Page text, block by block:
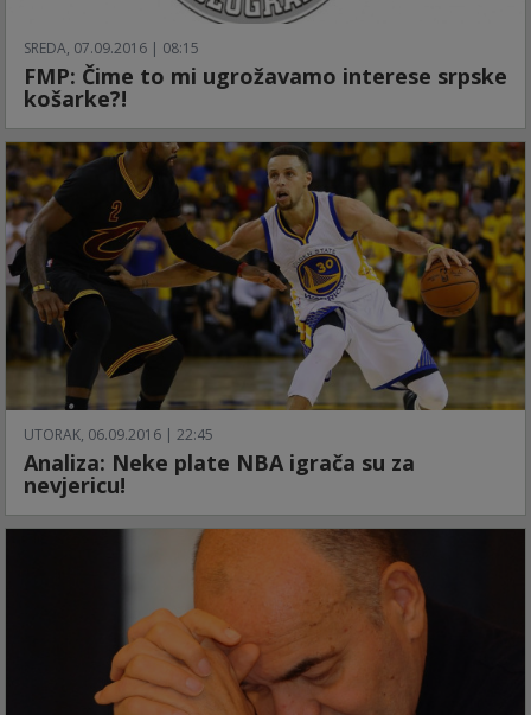
SREDA, 07.09.2016 | 08:15
FMP: Čime to mi ugrožavamo interese srpske
košarke?!
UTORAK, 06.09.2016 | 22:45
Analiza: Neke plate NBA igrača su za
nevjericu!